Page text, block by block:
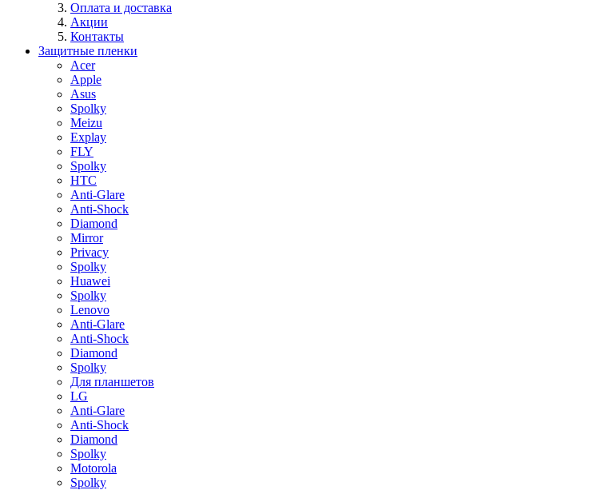
Оплата и доставка
Акции
Контакты
Защитные пленки
Acer
Apple
Asus
Spolky
Meizu
Explay
FLY
Spolky
HTC
Anti-Glare
Anti-Shock
Diamond
Mirror
Privacy
Spolky
Huawei
Spolky
Lenovo
Anti-Glare
Anti-Shock
Diamond
Spolky
Для планшетов
LG
Anti-Glare
Anti-Shock
Diamond
Spolky
Motorola
Spolky